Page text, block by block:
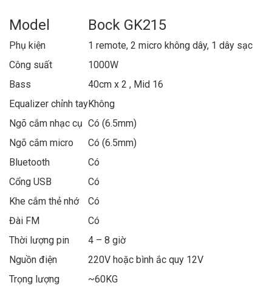
Model Bock GK215
Phụ kiện
1 remote, 2 micro không dây, 1 dây sạc
Công suất
1000W
Bass
40cm x 2 , Mid 16
Equalizer chỉnh tayKhông
Ngõ cắm nhạc cụ Có (6.5mm)
Ngõ cắm micro
Có (6.5mm)
Bluetooth
Có
Cổng USB
Có
Khe cắm thẻ nhớ
Có
Đài FM
Có
Thời lượng pin
4 – 8 giờ
Nguồn điện
220V hoặc bình ắc quy 12V
Trọng lượng
~60KG